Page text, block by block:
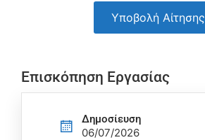
Υποβολή Αίτησης
Επισκόπηση Εργασίας
Δημοσίευση
06/07/2026